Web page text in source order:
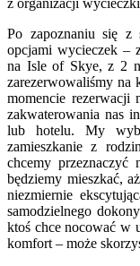
z organizacji
Po zapoznaniu się
opcjami wycieczek –
na Isle of Skye, z 2
zarezerwowaliśmy na
momencie rezerwacji
zakwaterowania nas
lub hotelu. My
zamieszkanie z
chcemy przeznaczyć
będziemy mieszkać,
niezmiernie
samodzielnego
ktoś chce nocować w
komfort – może